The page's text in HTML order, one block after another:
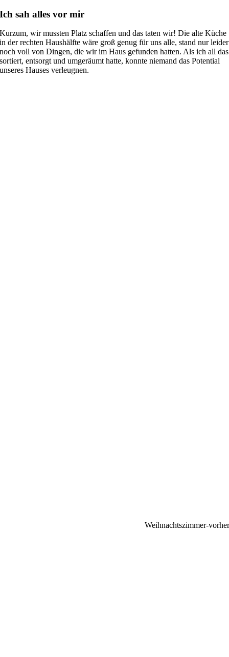
Ich sah alles vor mir
Kurzum, wir mussten Platz schaffen und das taten wir! Die alte Küche
in der rechten Haushälfte wäre groß genug für uns alle, stand nur leider
noch voll von Dingen, die wir im Haus gefunden hatten. Als ich all das
sortiert, entsorgt und umgeräumt hatte, konnte niemand das Potential
unseres Hauses verleugnen.
Weihnachtszimmer-vorher